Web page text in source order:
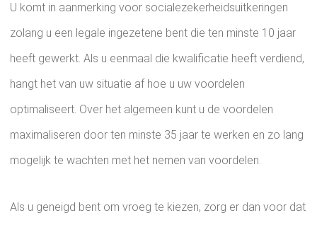
U komt in aanmerking voor socialezekerheidsuitkeringen
zolang u een legale ingezetene bent die ten minste 10 jaar
heeft gewerkt. Als u eenmaal die kwalificatie heeft verdiend,
hangt het van uw situatie af hoe u uw voordelen
optimaliseert. Over het algemeen kunt u de voordelen
maximaliseren door ten minste 35 jaar te werken en zo lang
mogelijk te wachten met het nemen van voordelen.
Als u geneigd bent om vroeg te kiezen, zorg er dan voor dat